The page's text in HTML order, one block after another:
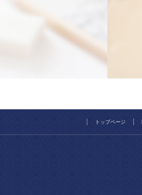
トップページ